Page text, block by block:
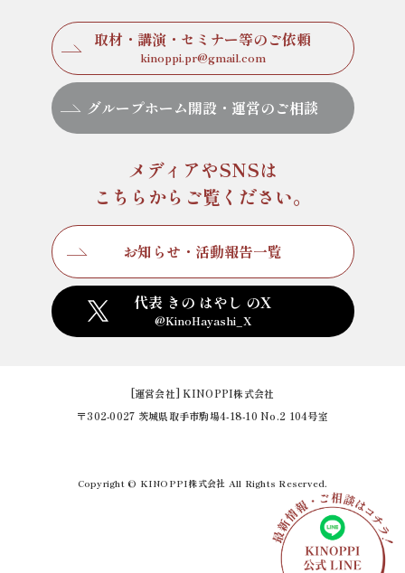
取材・講演・セミナー等のご依頼
kinoppi.pr@gmail.com
グループホーム開設・運営のご相談
メディアやSNSは
こちらからご覧ください。
お知らせ・活動報告一覧
代表 きの はやし のX
@KinoHayashi_X
[運営会社] KINOPPI株式会社
〒302-0027 茨城県取手市駒場4-18-10 No.2 104号室
Copyright © KINOPPI株式会社 All Rights Reserved.